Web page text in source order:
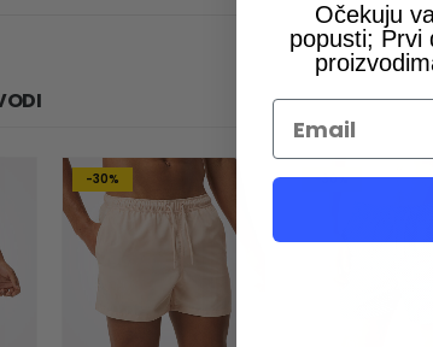
-30% -30%
Očekuju
popusti; Prvi